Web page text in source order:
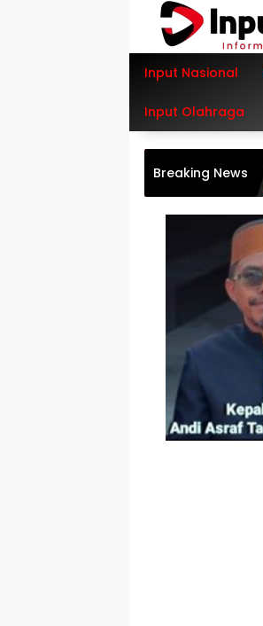
Input Nasional
Input Olahraga
Breaking News
Bupati Irwan
Ranperda
Waemami